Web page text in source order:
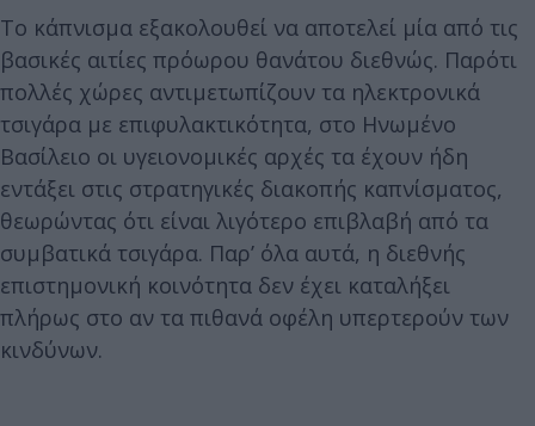
Το κάπνισμα εξακολουθεί να αποτελεί μία από τις
βασικές αιτίες πρόωρου θανάτου διεθνώς. Παρότι
πολλές χώρες αντιμετωπίζουν τα ηλεκτρονικά
τσιγάρα με επιφυλακτικότητα, στο Ηνωμένο
Βασίλειο οι υγειονομικές αρχές τα έχουν ήδη
εντάξει στις στρατηγικές διακοπής καπνίσματος,
θεωρώντας ότι είναι λιγότερο επιβλαβή από τα
συμβατικά τσιγάρα. Παρ’ όλα αυτά, η διεθνής
επιστημονική κοινότητα δεν έχει καταλήξει
πλήρως στο αν τα πιθανά οφέλη υπερτερούν των
κινδύνων.